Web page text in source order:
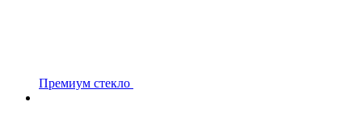
Премиум стекло